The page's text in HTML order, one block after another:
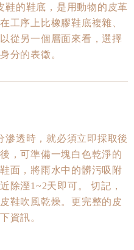
鞋的鞋底，是用動物的皮革
工序上比橡膠鞋底複雜、
從另一個層面來看，選擇
分的表徵。
滲透時，就必須立即採取後
，可準備一塊白色乾淨的
面，將雨水中的髒污吸附
除溼1~2天即可。 切記，
鞋吹風乾燥。更完整的皮
資訊。